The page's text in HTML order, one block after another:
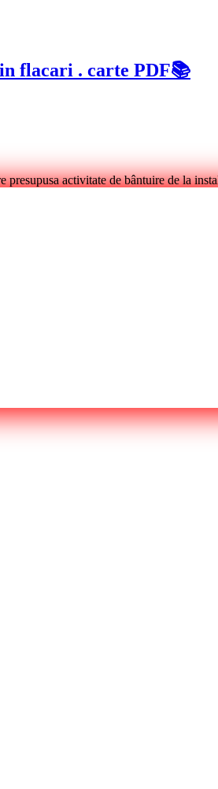
flacari . carte PDF📚
activitate de bântuire de la